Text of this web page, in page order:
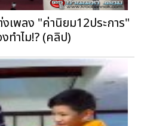
เพลง "ค่านิยม12ประการ"
ทำไม!? (คลิป)